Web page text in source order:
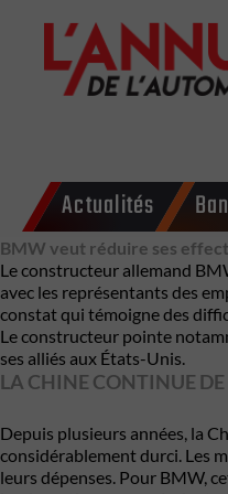
Actualités
BMW veut réduire ses
Le constructeur allemand
avec les représentants des
constat qui témoigne des
Le constructeur pointe
ses alliés aux États-Unis.
LA CHINE CONTINUE DE
Depuis plusieurs années, la
considérablement durci. Les
leurs dépenses. Pour BMW,